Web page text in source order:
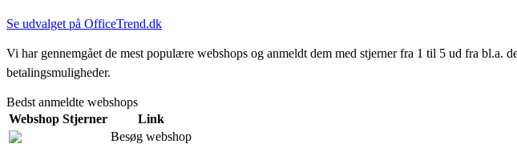
Se udvalget på OfficeTrend.dk
Vi har gennemgået de mest populære webshops og anmeldt dem med stjerner fra 1 til 5 ud fra bl.a.
betalingsmuligheder.
Bedst anmeldte webshops
Webshop Stjerner
Link
Besøg webshop